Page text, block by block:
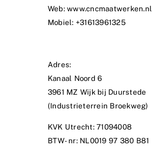
Web: www.cncmaatwerken.nl
Mobiel: +31613961325
Adres:
Kanaal Noord 6
3961 MZ Wijk bij Duurstede
(Industrieterrein Broekweg)
KVK Utrecht: 71094008
BTW- nr: NL0019 97 380 B81